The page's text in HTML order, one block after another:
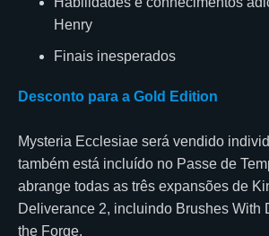
Henry
Finais inesperados
Desconto para a Gold Edition
Mysteria Ecclesiae será vendido
também está incluído no Passe de
abrange todas as três expansões de
Deliverance 2, incluindo Brushes With
the Forge.